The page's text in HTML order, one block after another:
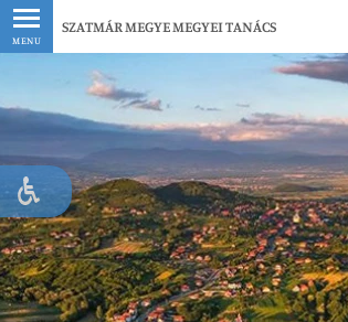
MENU
SZATMÁR MEGYE MEGYEI TANÁCS